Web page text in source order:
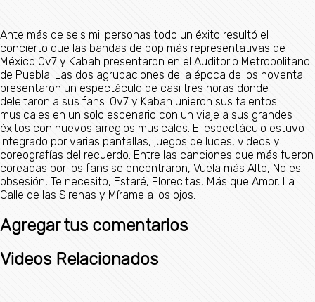
Ante más de seis mil personas todo un éxito resultó el
concierto que las bandas de pop más representativas de
México Ov7 y Kabah presentaron en el Auditorio Metropolitano
de Puebla. Las dos agrupaciones de la época de los noventa
presentaron un espectáculo de casi tres horas donde
deleitaron a sus fans. Ov7 y Kabah unieron sus talentos
musicales en un solo escenario con un viaje a sus grandes
éxitos con nuevos arreglos musicales. El espectáculo estuvo
integrado por varias pantallas, juegos de luces, videos y
coreografías del recuerdo. Entre las canciones que más fueron
coreadas por los fans se encontraron, Vuela más Alto, No es
obsesión, Te necesito, Estaré, Florecitas, Más que Amor, La
Calle de las Sirenas y Mírame a los ojos.
Agregar tus comentarios
Videos Relacionados